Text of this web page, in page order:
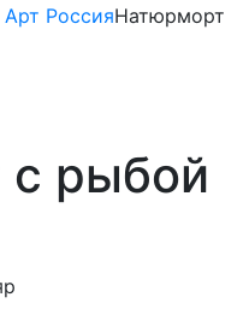
РоссияНатюрморт
рыбой